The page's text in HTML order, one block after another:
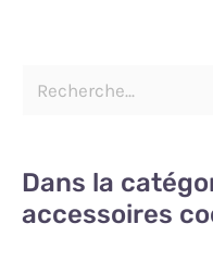
Dans la
accessoires